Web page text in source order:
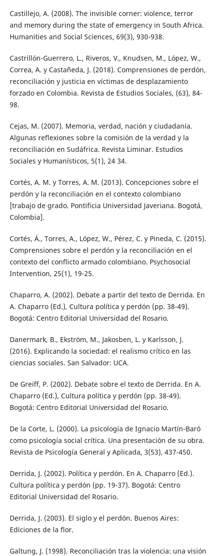
Castillejo, A. (2008). The invisible corner: violence, terror
and memory during the state of emergency in South Africa.
Humanities and Social Sciences, 69(3), 930-938.
Castrillón-Guerrero, L., Riveros, V., Knudsen, M., López, W.,
Correa, A. y Castañeda, J. (2018). Comprensiones de perdón,
reconciliación y justicia en víctimas de desplazamiento
forzado en Colombia. Revista de Estudios Sociales, (63), 84-
98.
Cejas, M. (2007). Memoria, verdad, nación y ciudadanía.
Algunas reflexiones sobre la comisión de la verdad y la
reconciliación en Sudáfrica. Revista Liminar. Estudios
Sociales y Humanísticos, 5(1), 24 34.
Cortés, A. M. y Torres, A. M. (2013). Concepciones sobre el
perdón y la reconciliación en el contexto colombiano
[trabajo de grado. Pontificia Universidad Javeriana. Bogotá,
Colombia].
Cortés, Á., Torres, A., López, W., Pérez, C. y Pineda, C. (2015).
Comprensiones sobre el perdón y la reconciliación en el
contexto del conflicto armado colombiano. Psychosocial
Intervention, 25(1), 19-25.
Chaparro, A. (2002). Debate a partir del texto de Derrida. En
A. Chaparro (Ed.), Cultura política y perdón (pp. 38-49).
Bogotá: Centro Editorial Universidad del Rosario.
Danermark, B., Ekström, M., Jakosben, L. y Karlsson, J.
(2016). Explicando la sociedad: el realismo crítico en las
ciencias sociales. San Salvador: UCA.
De Greiff, P. (2002). Debate sobre el texto de Derrida. En A.
Chaparro (Ed.), Cultura política y perdón (pp. 38-49).
Bogotá: Centro Editorial Universidad del Rosario.
De la Corte, L. (2000). La psicología de Ignacio Martín-Baró
como psicología social crítica. Una presentación de su obra.
Revista de Psicología General y Aplicada, 3(53), 437-450.
Derrida, J. (2002). Política y perdón. En A. Chaparro (Ed.).
Cultura política y perdón (pp. 19-37). Bogotá: Centro
Editorial Universidad del Rosario.
Derrida, J. (2003). El siglo y el perdón. Buenos Aires:
Ediciones de la flor.
Galtung, J. (1998). Reconciliación tras la violencia: una visión